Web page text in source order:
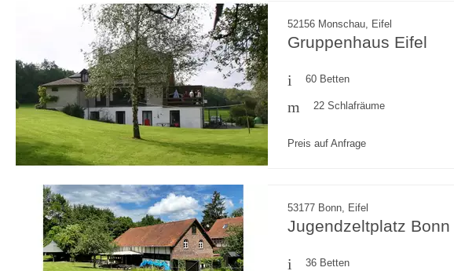
52156 Monschau, Eifel
Gruppenhaus Eifel
60 Betten
22 Schlafräume
Preis auf Anfrage
53177 Bonn, Eifel
Jugendzeltplatz Bonn
36 Betten